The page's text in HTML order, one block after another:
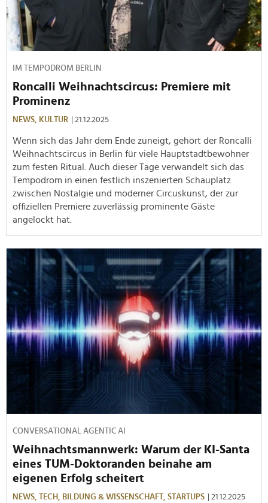
IM TEMPODROM BERLIN
Roncalli Weihnachtscircus: Premiere mit
Prominenz
NEWS, KULTUR | 21.12.2025
Wenn sich das Jahr dem Ende zuneigt, gehört der Roncalli
Weihnachtscircus in Berlin für viele Hauptstadtbewohner
zum festen Ritual. Auch dieser Tage verwandelt sich das
Tempodrom in einen festlich inszenierten Schauplatz
zwischen Nostalgie und moderner Circuskunst, der zur
offiziellen Premiere zuverlässig prominente Gäste
angelockt hat.
CONVERSATIONAL AGENTIC AI
Weihnachtsmannwerk: Warum der KI-Santa
eines TUM-Doktoranden beinahe am
eigenen Erfolg scheitert
NEWS, TECH, BILDUNG & WISSENSCHAFT, STARTUPS | 21.12.2025